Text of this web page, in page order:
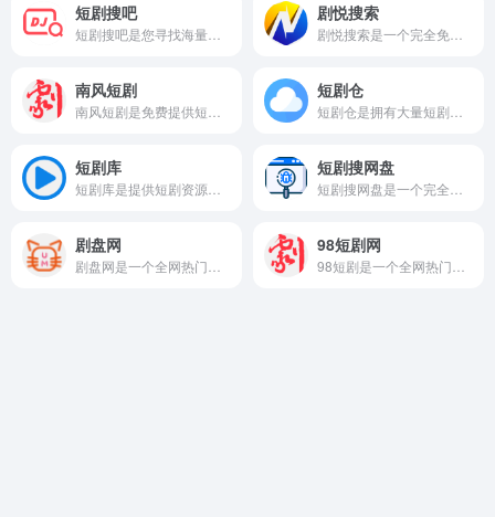
短剧搜吧 剧悦搜索
南风短剧 短剧仓
短剧库 短剧搜网盘
剧盘网 98短剧网